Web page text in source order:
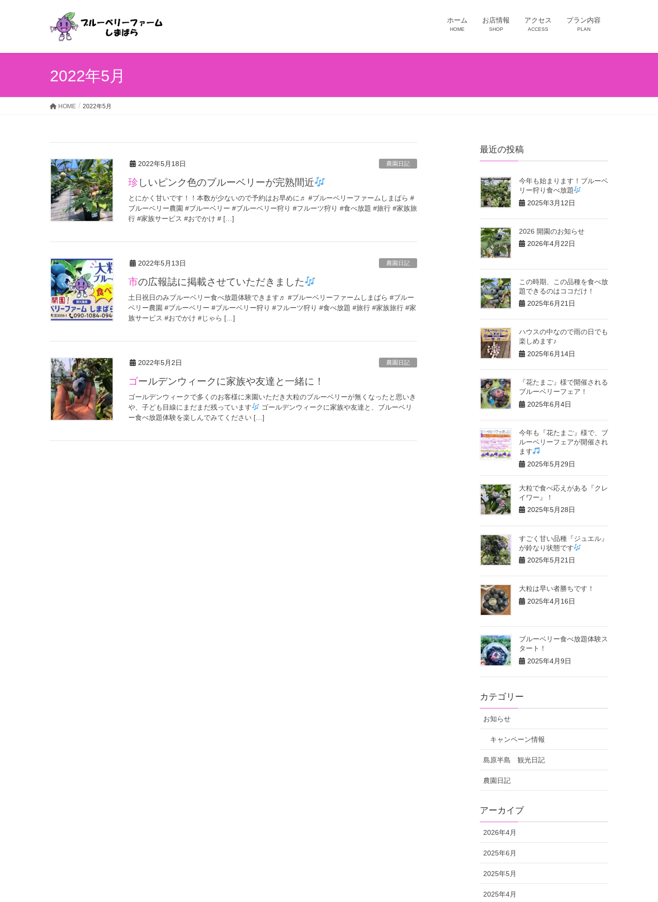
ホーム
HOME
お店情報
SHOP
アクセス
ACCESS
プラン内容
PLAN
2022年5月
HOME 2022年5月
2022年5月18日 農園日記
珍しいピンク色のブルーベリーが完熟間近
とにかく甘いです！！本数が少ないので予約はお早めに♬ #ブルーベリーファームしまばら #
ブルーベリー農園 #ブルーベリー #ブルーベリー狩り #フルーツ狩り #食べ放題 #旅行 #家族旅
行 #家族サービス #おでかけ # […]
2022年5月13日 農園日記
市の広報誌に掲載させていただきました
土日祝日のみブルーベリー食べ放題体験できます♬ #ブルーベリーファームしまばら #ブルー
ベリー農園 #ブルーベリー #ブルーベリー狩り #フルーツ狩り #食べ放題 #旅行 #家族旅行 #家
族サービス #おでかけ #じゃら […]
2022年5月2日 農園日記
ゴールデンウィークに家族や友達と一緒に！
ゴールデンウィークで多くのお客様に来園いただき大粒のブルーベリーが無くなったと思いき
や、子ども目線にまだまだ残っています
ゴールデンウィークに家族や友達と、ブルーベリ
ー食べ放題体験を楽しんでみてください […]
最近の投稿
今年も始まります！ブルーベ
リー狩り食べ放題
2025年3月12日
2026 開園のお知らせ
2026年4月22日
この時期、この品種を食べ放
題できるのはココだけ！
2025年6月21日
ハウスの中なので雨の日でも
楽しめます♪
2025年6月14日
『花たまご』様で開催される
ブルーベリーフェア！
2025年6月4日
今年も『花たまご』様で、ブ
ルーベリーフェアが開催され
ます
2025年5月29日
大粒で食べ応えがある『クレ
イワー』！
2025年5月28日
すごく甘い品種『ジュエル』
が鈴なり状態です
2025年5月21日
大粒は早い者勝ちです！
2025年4月16日
ブルーベリー食べ放題体験ス
タート！
2025年4月9日
カテゴリー
お知らせ
キャンペーン情報
島原半島 観光日記
農園日記
アーカイブ
2026年4月
2025年6月
2025年5月
2025年4月